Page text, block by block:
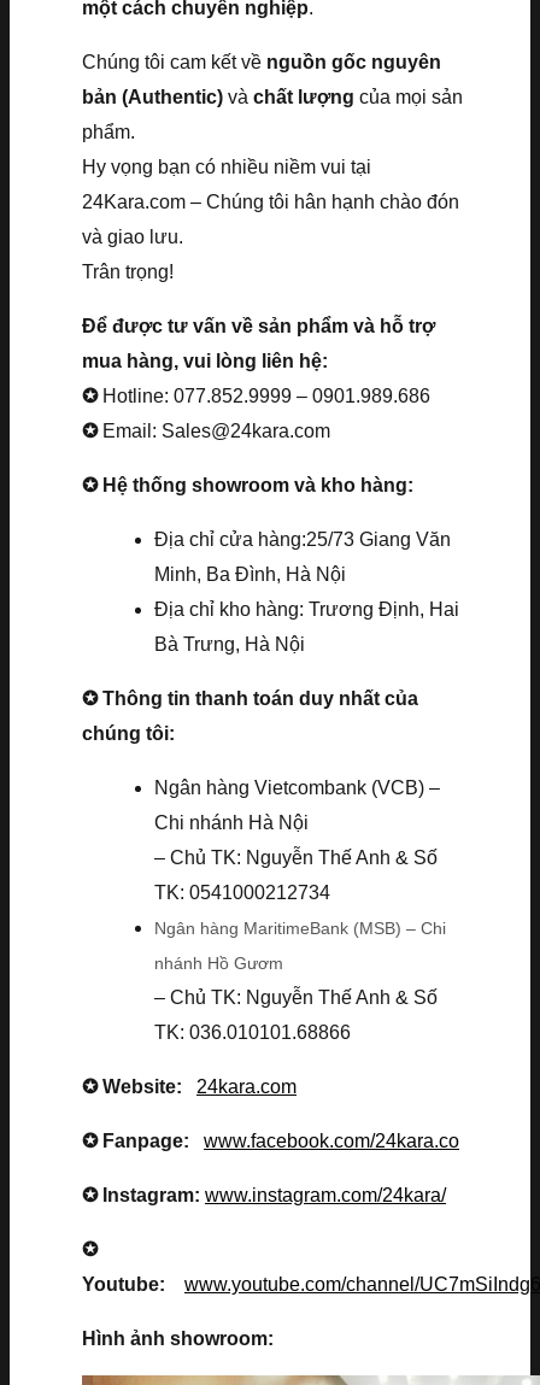
một cách chuyên nghiệp.
Chúng tôi cam kết về nguồn gốc nguyên
bản (Authentic) và chất lượng của mọi sản
phẩm.
Hy vọng bạn có nhiều niềm vui tại
24Kara.com – Chúng tôi hân hạnh chào đón
và giao lưu.
Trân trọng!
Để được tư vấn về sản phẩm và hỗ trợ
mua hàng, vui lòng liên hệ:
✪ Hotline: 077.852.9999 – 0901.989.686
✪ Email: Sales@24kara.com
✪ Hệ thống showroom và kho hàng:
Địa chỉ cửa hàng:25/73 Giang Văn
Minh, Ba Đình, Hà Nội
Địa chỉ kho hàng: Trương Định, Hai
Bà Trưng, Hà Nội
✪ Thông tin thanh toán duy nhất của
chúng tôi:
Ngân hàng Vietcombank (VCB) –
Chi nhánh Hà Nội
– Chủ TK: Nguyễn Thế Anh & Số
TK: 0541000212734
Ngân hàng MaritimeBank (MSB) – Chi
nhánh Hồ Gươm
– Chủ TK: Nguyễn Thế Anh & Số
TK: 036.010101.68866
✪ Website: 24kara.com
✪ Fanpage: www.facebook.com/24kara.co
✪ Instagram: www.instagram.com/24kara/
✪
Youtube: www.youtube.com/channel/
Hình ảnh showroom: